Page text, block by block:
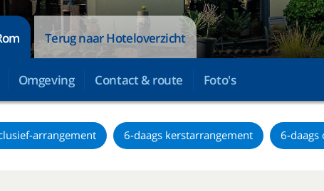
Terug naar Hoteloverzicht
Omgeving Contact & route Foto's
arrangement 6-daags kerstarrangement 6-daags